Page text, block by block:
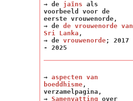
→ de jaïns als
voorbeeld voor de
eerste vrouwenorde,
→ de de vrouwenorde van
Sri Lanka ,
→ de vrouwenorde; 2017
- 2025
→ aspecten van
boeddhisme ,
verzamelpagina,
→ Samenvatting over